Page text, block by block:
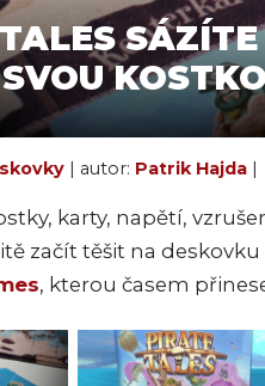
| autor: Patrik Hajda |
karty, napětí,
začít těšit na deskovku
, kterou časem